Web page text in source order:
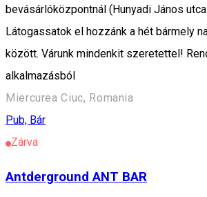
bevásárlóközpontnál (Hunyadi János
Látogassatok el hozzánk a hét bármely
között. Várunk mindenkit szeretettel!
alkalmazásból
Miercurea Ciuc, Romania
Pub, Bár
Zárva
Antderground ANT BAR